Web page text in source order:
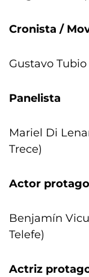
Cronista /
Gustavo
Panelista
Mariel Di
Trece)
Actor
Benjamín
Telefe)
Actriz